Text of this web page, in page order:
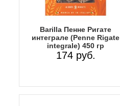
Barilla Пенне Ригате
интеграле (Penne Rigate
integrale) 450 гр
174 руб.